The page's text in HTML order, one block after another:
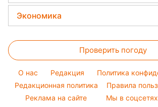
Елена Зеленская
Ани Лорак
Кейт Миддлтон
Новости Запорожья
Новости Львова
Новости Днепра
Модные ошибки
Новости моды
Легкие десерты
Праздничное меню
Уборка
Авто
Стирка
Комнатные растения
Прогноз погоды
Магнитные бури
Погода на сегодня
Погода на завтра
Пылевая буря
Экономика
Денежная помощь
Тарифы
Курс валют
Проверить погоду
O нас Редакция
Политика
Редакционная политика
Правила
Реклама на сайте
Мы в соцсетях